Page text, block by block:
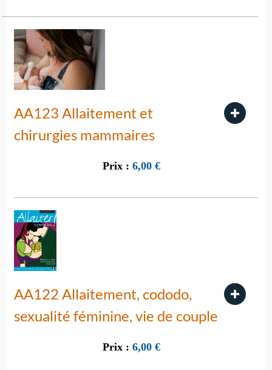
AA123 Allaitement et
chirurgies mammaires
Prix : 6,00 €
AA122 Allaitement, cododo,
sexualité féminine, vie de couple
Prix : 6,00 €